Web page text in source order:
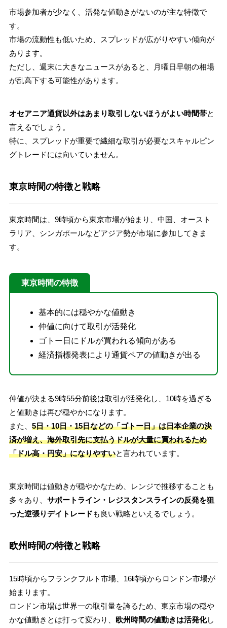
市場参加者が少なく、活発な値動きがないのが主な特徴で
す。
市場の流動性も低いため、スプレッドが広がりやすい傾向が
あります。
ただし、週末に大きなニュースがあると、月曜日早朝の相場
が乱高下する可能性があります。
オセアニア通貨以外はあまり取引しないほうがよい時間帯と
言えるでしょう。
特に、スプレッドが重要で繊細な取引が必要なスキャルピン
グトレードには向いていません。
東京時間の特徴と戦略
東京時間は、9時頃から東京市場が始まり、中国、オースト
ラリア、シンガポールなどアジア勢が市場に参加してきま
す。
東京時間の特徴
基本的には穏やかな値動き
仲値に向けて取引が活発化
ゴトー日にドルが買われる傾向がある
経済指標発表により通貨ペアの値動きが出る
仲値が決まる9時55分前後は取引が活発化し、10時を過ぎる
と値動きは再び穏やかになります。
また、 5日・10日・15日などの「ゴトー日」は日本企業の決
済が増え、海外取引先に支払うドルが大量に買われるため
「ドル高・円安」になりやすいと言われています。
東京時間は値動きが穏やかなため、レンジで推移することも
多々あり、 サポートライン・レジスタンスラインの反発を狙
った逆張りデイトレードも良い戦略といえるでしょう。
欧州時間の特徴と戦略
15時頃からフランクフルト市場、16時頃からロンドン市場が
始まります。
ロンドン市場は世界一の取引量を誇るため、東京市場の穏や
かな値動きとは打って変わり、 欧州時間の値動きは活発化し